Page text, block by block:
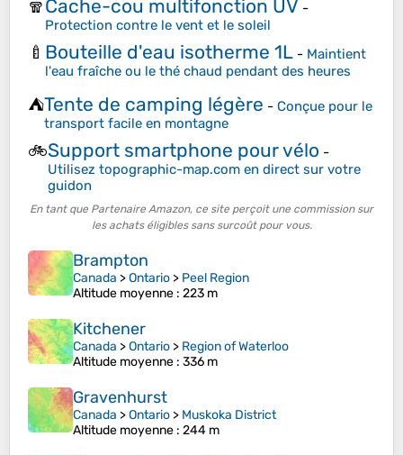
🧣Cache-cou multifonction UV -
Protection contre le vent et le soleil
🍼 Bouteille d'eau isotherme 1L - Maintient
l'eau fraîche ou le thé chaud pendant des heures
⛺Tente de camping légère - Conçue pour le
transport facile en montagne
🚲Support smartphone pour vélo -
Utilisez topographic-map.com en direct sur votre
guidon
En tant que Partenaire Amazon, ce site perçoit une commission sur
les achats éligibles sans surcoût pour vous.
Brampton
Canada >Ontario > Peel Region
Altitude moyenne : 223 m
Kitchener
Canada >Ontario > Region of Waterloo
Altitude moyenne : 336 m
Gravenhurst
Canada >Ontario > Muskoka District
Altitude moyenne : 244 m